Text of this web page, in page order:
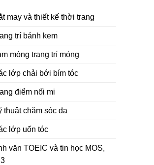
may và thiết kế thời trang
trí bánh kem
móng trang trí móng
lớp chải bới bím tóc
điểm nối mi
thuật chăm sóc da
lớp uốn tóc
văn TOEIC và tin học MOS,